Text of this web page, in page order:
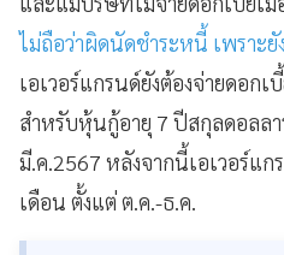
ไม่ถือว่าผิดนัดชำระหนี้ เพราะยั
เอเวอร์แกรนด์ยังต้องจ่ายดอก
สำหรับหุ้นกู้อายุ 7 ปีสกุลดอลล
มี.ค.2567 หลังจากนี้เอเวอร์แ
เดือน ตั้งแต่ ต.ค.-ธ.ค.